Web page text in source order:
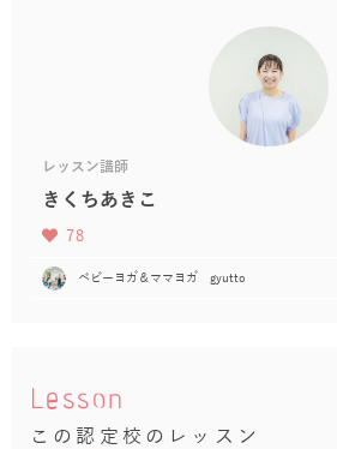
レッスン講師
きくちあきこ
78
ベビーヨガ＆ママヨガ gyutto
Lesson
この認定校のレッスン